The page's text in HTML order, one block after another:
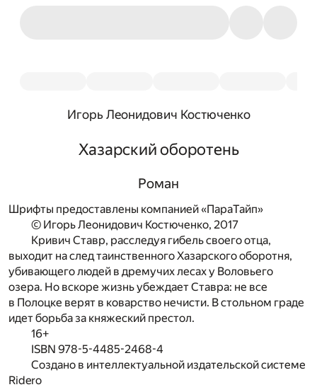
Игорь Леонидович Костюченко
Хазарский оборотень
Роман
Шрифты предоставлены компанией «ПараТайп»
© Игорь Леонидович Костюченко, 2017
Кривич Ставр, расследуя гибель своего отца,
выходит на след таинственного Хазарского оборотня,
убивающего людей в дремучих лесах у Воловьего
озера. Но вскоре жизнь убеждает Ставра: не все
в Полоцке верят в коварство нечисти. В стольном граде
идет борьба за княжеский престол.
16+
ISBN 978-5-4485-2468-4
Создано в интеллектуальной издательской системе
Ridero